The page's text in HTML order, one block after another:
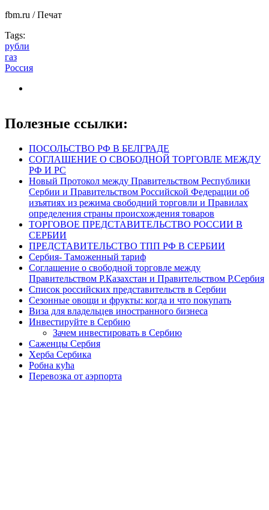
fbm.ru / Печат
Tags:
рубли
газ
Россия
Полезные ссылки:
ПОСОЛЬСТВО РФ В БЕЛГРАДЕ
СОГЛАШЕНИЕ О СВОБОДНОЙ ТОРГОВЛЕ МЕЖДУ
РФ И РС
Новый Протокол между Правительством Республики
Сербии и Правительством Российской Федерации об
изъятиях из режима свободний торговли и Правилах
определения страны происхождения товаров
ТОРГОВОЕ ПРЕДСТАВИТЕЛЬСТВО РОССИИ В
СЕРБИИ
ПРЕДСТАВИТЕЛЬСТВО ТПП РФ В СЕРБИИ
Сербия- Таможенный тариф
Соглашение о свободной торговле между
Правительством Р.Казахстан и Правительством Р.Сербия
Список российских представительств в Сербии
Сезонные овощи и фрукты: когда и что покупать
Виза для владельцев иностранного бизнеса
Инвестируйте в Сербию
Зачем инвестировать в Сербию
Саженцы Сербия
Херба Сербика
Робна кућа
Перевозка от аэрпорта